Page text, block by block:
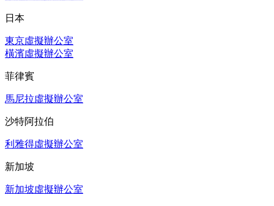
日本
東京虛擬辦公室
橫濱虛擬辦公室
菲律賓
馬尼拉虛擬辦公室
沙特阿拉伯
利雅得虛擬辦公室
新加坡
新加坡虛擬辦公室